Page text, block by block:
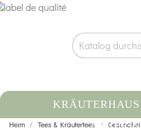
KRÄUTERHAUS
Heim Tees & Kräutertees